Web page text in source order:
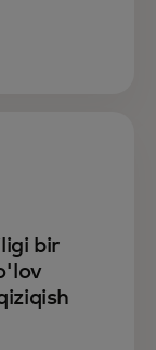
bir